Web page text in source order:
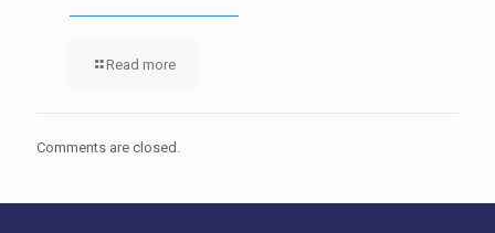
Read more
Comments are closed.